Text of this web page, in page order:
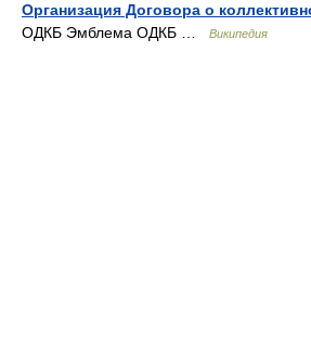
Организация Договора о
ОДКБ Эмблема ОДКБ …
Википедия